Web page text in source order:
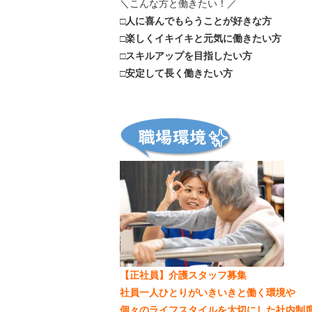
＼こんな方と働きたい！／
□人に喜んでもらうことが好きな方
□楽しくイキイキと元気に働きたい方
□スキルアップを目指したい方
□安定して長く働きたい方
【正社員】介護スタッフ募集
社員一人ひとりがいきいきと働く環境や